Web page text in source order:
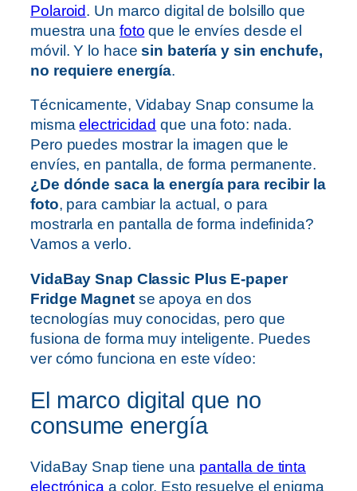
Polaroid. Un marco digital de bolsillo que
muestra una foto que le envíes desde el
móvil. Y lo hacesin batería y sin enchufe,
no requiere energía.
Técnicamente, Vidabay Snap consume la
mismaelectricidad que una foto: nada.
Pero puedes mostrar la imagen que le
envíes, en pantalla, de forma permanente.
¿De dónde saca la energía para recibir la
foto, para cambiar la actual, o para
mostrarla en pantalla de forma indefinida?
Vamos a verlo.
VidaBay Snap Classic Plus E-paper
Fridge Magnet se apoya en dos
tecnologías muy conocidas, pero que
fusiona de forma muy inteligente. Puedes
ver cómo funciona en este vídeo:
El marco digital que no
consume energía
VidaBay Snap tiene una pantalla de tinta
electrónicaa color. Esto resuelve el enigma